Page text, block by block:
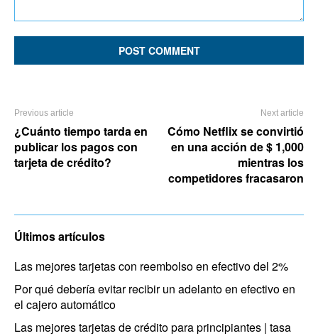
Previous article
¿Cuánto tiempo tarda en
publicar los pagos con
tarjeta de crédito?
Next article
Cómo Netflix se convirtió
en una acción de $ 1,000
mientras los
competidores fracasaron
Últimos artículos
Las mejores tarjetas con reembolso en efectivo del 2%
Por qué debería evitar recibir un adelanto en efectivo en
el cajero automático
Las mejores tarjetas de crédito para principiantes | tasa